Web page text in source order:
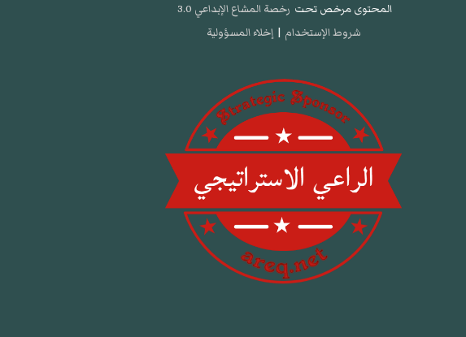
المحتوى مرخص تحت رخصة المشاع الإبداعي 3.0
شروط الإستخدام | إخلاء المسؤولية